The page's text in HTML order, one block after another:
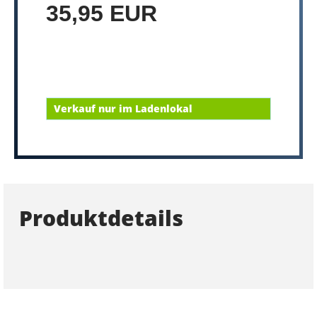
35,95 EUR
Verkauf nur im Ladenlokal
Produktdetails